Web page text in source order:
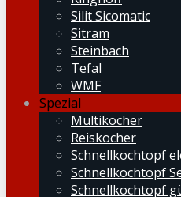
Silit Sicomatic
Sitram
Steinbach
Tefal
WMF
Spezial
Multikocher
Reiskocher
Schnellkochtopf
Schnellkochtopf
Schnellkochtopf